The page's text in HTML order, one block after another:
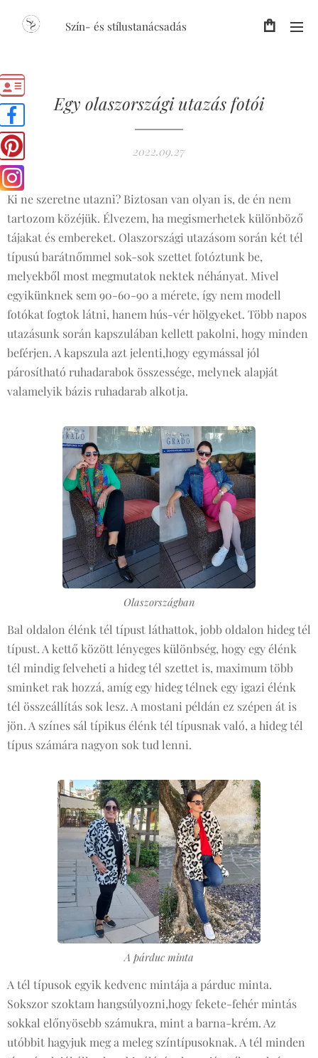
Szín- és stílustanácsadás
Egy olaszországi utazás fotói
2022.09.27
Ki ne szeretne utazni? Biztosan van olyan is, de én nem
tartozom közéjük. Élvezem, ha megismerhetek különböző
tájakat és embereket. Olaszországi utazásom során két tél
típusú barátnőmmel sok-sok szettet fotóztunk be,
melyekből most megmutatok nektek néhányat. Mivel
egyikünknek sem 90-60-90 a mérete, így nem modell
fotókat fogtok látni, hanem hús-vér hölgyeket. Több napos
utazásunk során kapszulában kellett pakolni, hogy minden
beférjen. A kapszula azt jelenti,hogy egymással jól
párosítható ruhadarabok összessége, melynek alapját
valamelyik bázis ruhadarab alkotja.
Olaszországban
Bal oldalon élénk tél típust láthattok, jobb oldalon hideg tél
típust. A kettő között lényeges különbség, hogy egy élénk
tél mindig felveheti a hideg tél szettet is, maximum több
sminket rak hozzá, amíg egy hideg télnek egy igazi élénk
tél összeállítás sok lesz. A mostani példán ez szépen át is
jön. A színes sál típikus élénk tél típusnak való, a hideg tél
típus számára nagyon sok tud lenni.
A párduc minta
A tél típusok egyik kedvenc mintája a párduc minta.
Sokszor szoktam hangsúlyozni,hogy fekete-fehér mintás
sokkal előnyösebb számukra, mint a barna-krém. Az
utóbbit hagyjuk meg a meleg színtípusoknak. A tél minden